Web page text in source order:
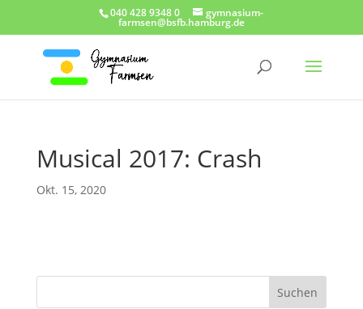
040 428 9348 0 gymnasium-
farmsen@bsfb.hamburg.de
Musical 2017: Crash
Okt. 15, 2020